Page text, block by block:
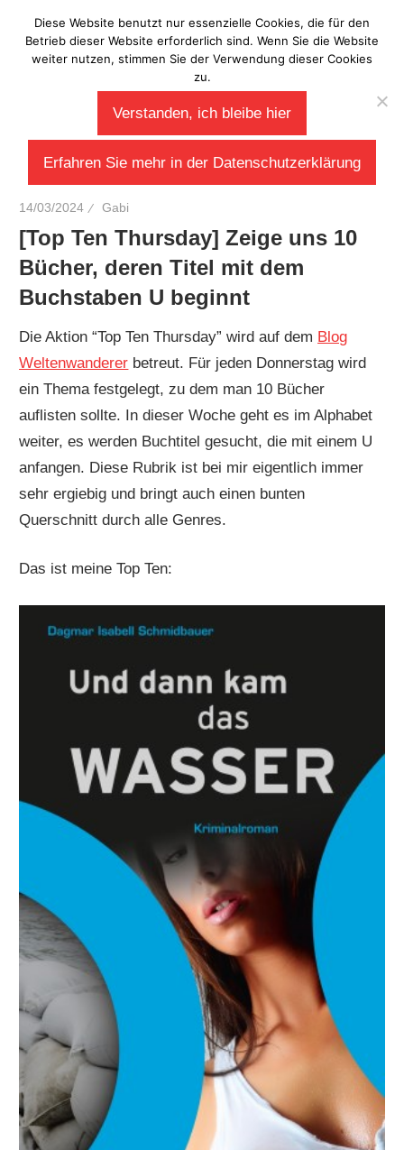
Inhalt
springen
Laberladen
14/03/2024 Gabi
[Top Ten Thursday] Zeige uns 10
Bücher, deren Titel mit dem
Buchstaben U beginnt
Die Aktion “Top Ten Thursday” wird auf dem Blog
Weltenwanderer betreut. Für jeden Donnerstag wird
ein Thema festgelegt, zu dem man 10 Bücher
auflisten sollte. In dieser Woche geht es im Alphabet
weiter, es werden Buchtitel gesucht, die mit einem U
anfangen. Diese Rubrik ist bei mir eigentlich immer
sehr ergiebig und bringt auch einen bunten
Querschnitt durch alle Genres.
Das ist meine Top Ten:
Diese Website benutzt nur essenzielle Cookies, die für den
Betrieb dieser Website erforderlich sind. Wenn Sie die Website
weiter nutzen, stimmen Sie der Verwendung dieser Cookies
zu.
Verstanden, ich bleibe hier
Erfahren Sie mehr in der Datenschutzerklärung